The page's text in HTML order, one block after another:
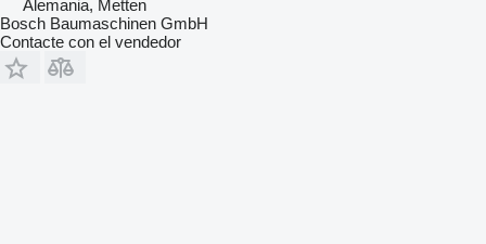
Alemania, Metten
Bosch Baumaschinen GmbH
Contacte con el vendedor